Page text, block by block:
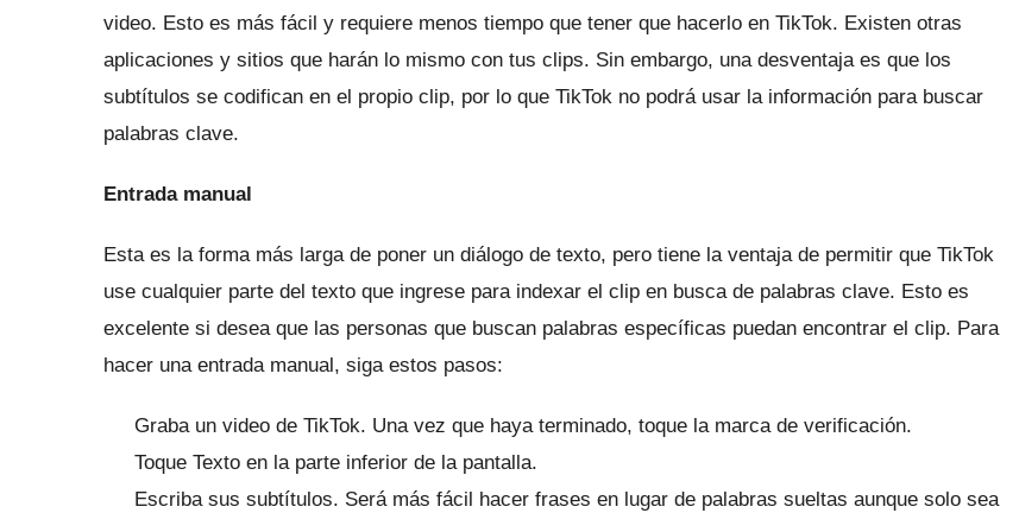
video. Esto es más fácil y requiere menos tiempo que tener que hacerlo en TikTok. Existen otras
aplicaciones y sitios que harán lo mismo con tus clips. Sin embargo, una desventaja es que los
subtítulos se codifican en el propio clip, por lo que TikTok no podrá usar la información para buscar
palabras clave.
Entrada manual
Esta es la forma más larga de poner un diálogo de texto, pero tiene la ventaja de permitir que TikTok
use cualquier parte del texto que ingrese para indexar el clip en busca de palabras clave. Esto es
excelente si desea que las personas que buscan palabras específicas puedan encontrar el clip. Para
hacer una entrada manual, siga estos pasos:
Graba un video de TikTok. Una vez que haya terminado, toque la marca de verificación.
Toque Texto en la parte inferior de la pantalla.
Escriba sus subtítulos. Será más fácil hacer frases en lugar de palabras sueltas aunque solo sea